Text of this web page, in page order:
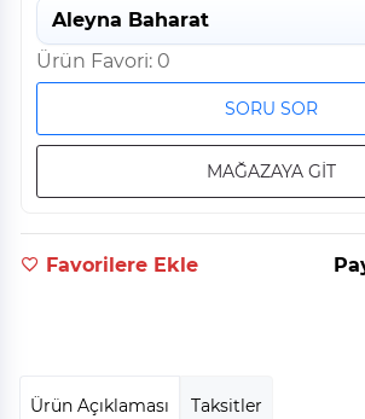
Aleyna Baharat
Ürün Favori: 0
SORU SOR
MAĞAZAYA GİT
Favorilere Ekle
Ürün Açıklaması Taksitler